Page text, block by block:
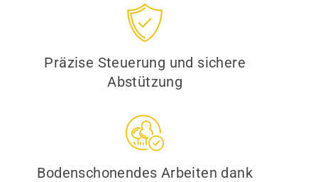
Präzise Steuerung und sichere
Abstützung
Bodenschonendes Arbeiten dank